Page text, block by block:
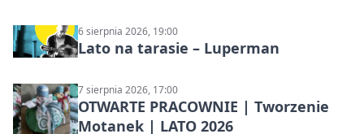
6 sierpnia 2026, 19:00
Lato na tarasie – Luperman
7 sierpnia 2026, 17:00
OTWARTE PRACOWNIE | Tworzenie
Motanek | LATO 2026